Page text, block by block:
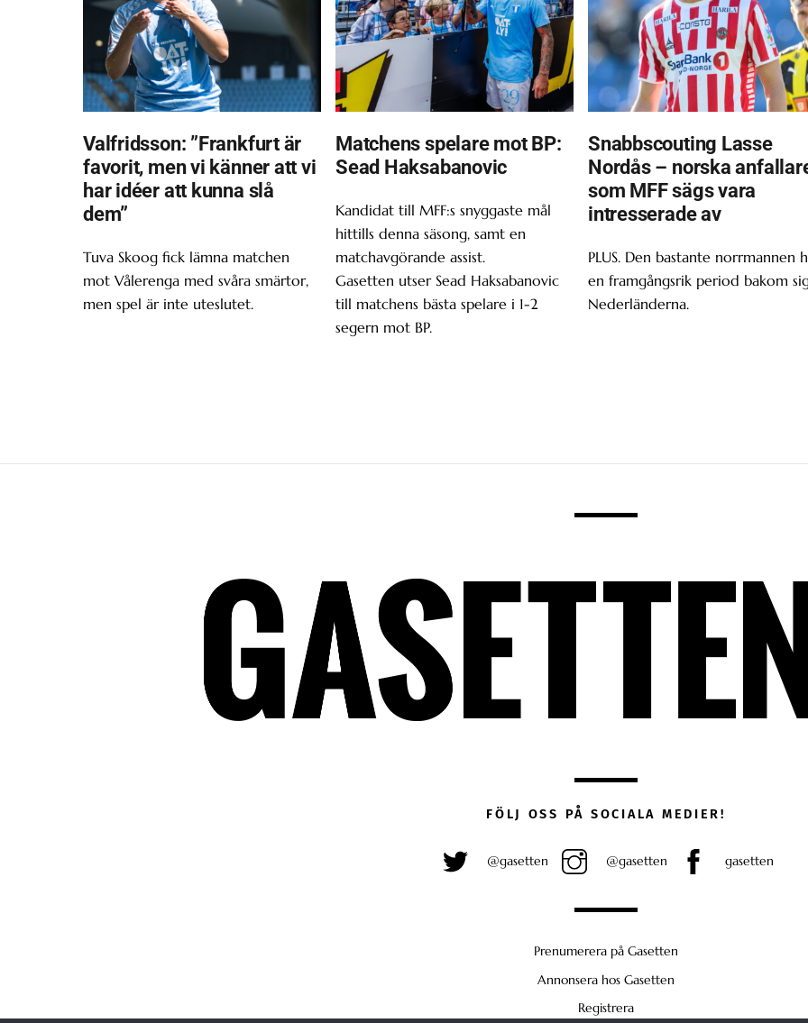
Valfridsson: ”Frankfurt är
favorit, men vi känner att vi
har idéer att kunna slå
dem”
Tuva Skoog fick lämna matchen
mot Vålerenga med svåra smärtor,
men spel är inte uteslutet.
Matchens spelare mot BP:
Sead Haksabanovic
Kandidat till MFF:s snyggaste mål
hittills denna säsong, samt en
matchavgörande assist.
Gasetten utser Sead Haksabanovic
till matchens bästa spelare i 1-2
segern mot BP.
Snabbscouting Lasse
Nordås – norska
som MFF sägs vara
intresserade av
PLUS. Den bastante norrmannen
en framgångsrik period bakom
Nederländerna.
FÖLJ OSS PÅ SOCIALA MEDIER!
@gasetten @gasetten gasetten
Prenumerera på Gasetten
Annonsera hos Gasetten
Registrera